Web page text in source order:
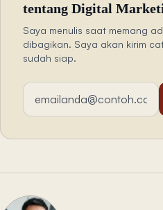
tentang Digital
Saya menulis saat memang
dibagikan. Saya akan kirim
sudah siap.
Alamat email